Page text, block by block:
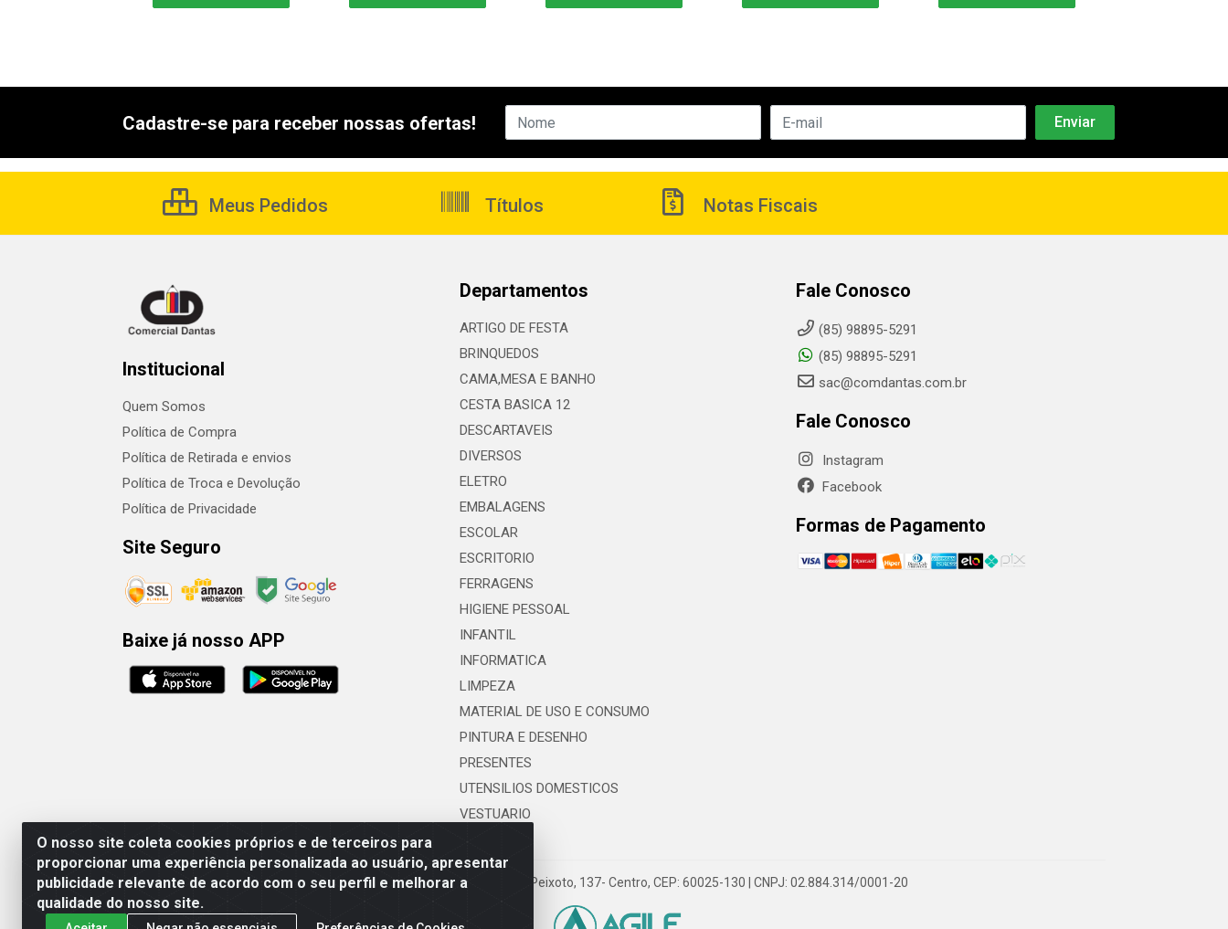
O nosso site coleta cookies próprios e de terceiros para
proporcionar uma experiência personalizada ao usuário, apresentar
publicidade relevante de acordo com o seu perfil e melhorar a
qualidade do nosso site.
Cadastre-se para receber nossas ofertas!
Meus Pedidos Títulos Notas Fiscais
Institucional
Quem Somos
Política de Compra
Política de Retirada e envios
Política de Troca e Devolução
Política de Privacidade
Site Seguro
Baixe já nosso APP
Departamentos
ARTIGO DE FESTA
BRINQUEDOS
CAMA,MESA E BANHO
CESTA BASICA 12
DESCARTAVEIS
DIVERSOS
ELETRO
EMBALAGENS
ESCOLAR
ESCRITORIO
FERRAGENS
HIGIENE PESSOAL
INFANTIL
INFORMATICA
LIMPEZA
MATERIAL DE USO E CONSUMO
PINTURA E DESENHO
PRESENTES
UTENSILIOS DOMESTICOS
VESTUARIO
Fale Conosco
(85) 98895-5291
(85) 98895-5291
sac@comdantas.com.br
Fale Conosco
Instagram
Facebook
Formas de Pagamento
Rafael & Dantas LTDA - Rua Floriano Peixoto, 137- Centro, CEP: 60025-130 | CNPJ: 02.884.314/0001-20